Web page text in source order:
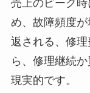
売上のピーク
め、故障頻度
返される、修
ら、修理継続
現実的です。